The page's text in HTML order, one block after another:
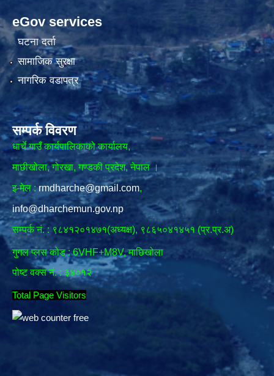
eGov services
घटना दर्ता
सामाजिक सुरक्षा
नागरिक वडापत्र
सम्पर्क विवरण
धार्चे गाउँ कार्यपालिकाको कार्यालय,
माछीखोला, गोरखा, गण्डकी प्रदेश, नेपाल ।
इ-मेल : rmdharche@gmail.com,
info@dharchemun.gov.np
सम्पर्क नं. : ९८४१२०१४७१(अध्यक्ष), ९८६५०४१४५१ (प्र.प्र.अ)
गुगल प्लस कोड : 6VHF+M8V, माछिखोला
पोष्ट वक्स नं. : ३४०१२
Total Page Visitors